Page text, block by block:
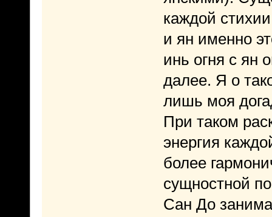
каждой
и ян именно
инь огня с ян
далее. Я о
лишь моя
При таком
энергия
более
сущностной
Сан До